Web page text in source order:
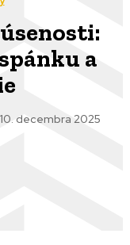
a
10. decembra 2025